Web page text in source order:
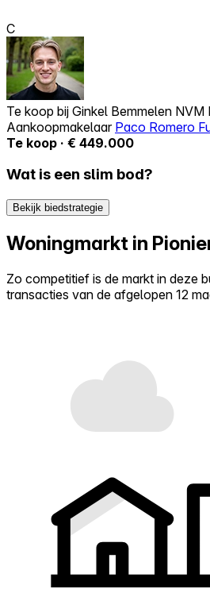
C
Te koop bij Ginkel Bemmelen NVM
Aankoopmakelaar Paco Romero
Te koop · € 449.000
Wat is een slim bod?
Bekijk biedstrategie
Woningmarkt in
Zo competitief is de markt in deze
transacties van de afgelopen 12